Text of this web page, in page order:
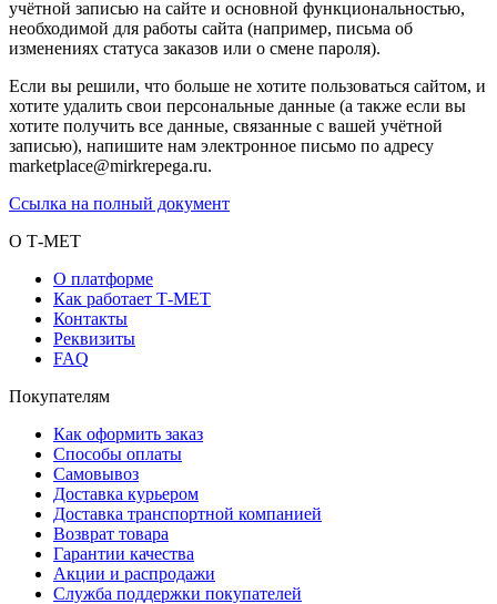
учётной записью на сайте и основной функциональностью,
необходимой для работы сайта (например, письма об
изменениях статуса заказов или о смене пароля).
Если вы решили, что больше не хотите пользоваться сайтом, и
хотите удалить свои персональные данные (а также если вы
хотите получить все данные, связанные с вашей учётной
записью), напишите нам электронное письмо по адресу
marketplace@mirkrepega.ru.
Ссылка на полный документ
О Т-МЕТ
О платформе
Как работает Т-МЕТ
Контакты
Реквизиты
FAQ
Покупателям
Как оформить заказ
Способы оплаты
Самовывоз
Доставка курьером
Доставка транспортной компанией
Возврат товара
Гарантии качества
Акции и распродажи
Служба поддержки покупателей